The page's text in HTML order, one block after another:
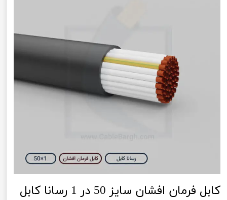
کابل فرمان افشان سایز 50 در 1 رسانا کابل